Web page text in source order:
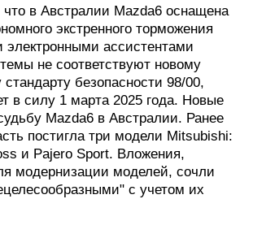
что в Австралии Mazda6 оснащена
экстренного торможения
электронными ассистентами
не соответствуют новому
безопасности 98/00,
в силу 1 марта 2025 года. Новые
Mazda6 в Австралии. Ранее
постигла три модели Mitsubishi:
и Pajero Sport. Вложения,
модернизации моделей, сочли
с учетом их